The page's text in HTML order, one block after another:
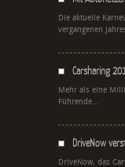
Die aktuelle
vergangenen
Carsharing
Mehr als eine
Führende...
DriveNow
DriveNow, das